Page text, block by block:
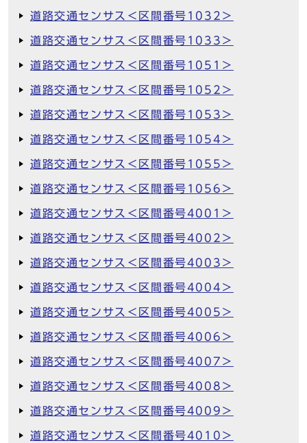
道路交通センサス＜区間番号1032＞
道路交通センサス＜区間番号1033＞
道路交通センサス＜区間番号1051＞
道路交通センサス＜区間番号1052＞
道路交通センサス＜区間番号1053＞
道路交通センサス＜区間番号1054＞
道路交通センサス＜区間番号1055＞
道路交通センサス＜区間番号1056＞
道路交通センサス＜区間番号4001＞
道路交通センサス＜区間番号4002＞
道路交通センサス＜区間番号4003＞
道路交通センサス＜区間番号4004＞
道路交通センサス＜区間番号4005＞
道路交通センサス＜区間番号4006＞
道路交通センサス＜区間番号4007＞
道路交通センサス＜区間番号4008＞
道路交通センサス＜区間番号4009＞
道路交通センサス＜区間番号4010＞